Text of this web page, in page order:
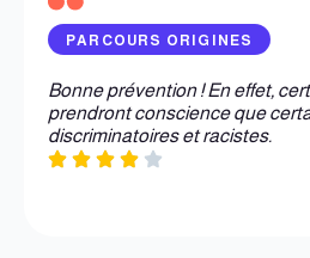
PARCOURS ORIGINES
Bonne prévention ! En effet,
prendront conscience que
discriminatoires et racistes.